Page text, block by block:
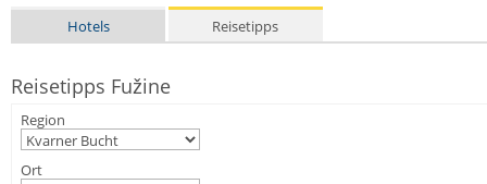
Hotels Reisetipps
Reisetipps Fužine
Region
Ort